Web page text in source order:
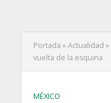
Portada »Actualidad »
vuelta de la esquina
MÉXICO